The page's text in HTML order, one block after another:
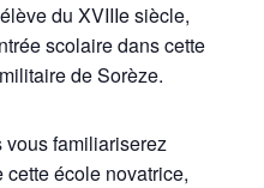
du XVIIIe siècle,
scolaire dans cette
de Sorèze.
familiariserez
école novatrice,